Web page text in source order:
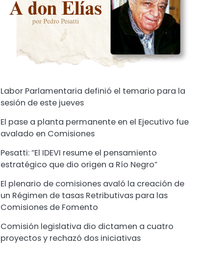
Labor Parlamentaria definió el temario para la
sesión de este jueves
El pase a planta permanente en el Ejecutivo fue
avalado en Comisiones
Pesatti: “El IDEVI resume el pensamiento
estratégico que dio origen a Río Negro”
El plenario de comisiones avaló la creación de
un Régimen de tasas Retributivas para las
Comisiones de Fomento
Comisión legislativa dio dictamen a cuatro
proyectos y rechazó dos iniciativas